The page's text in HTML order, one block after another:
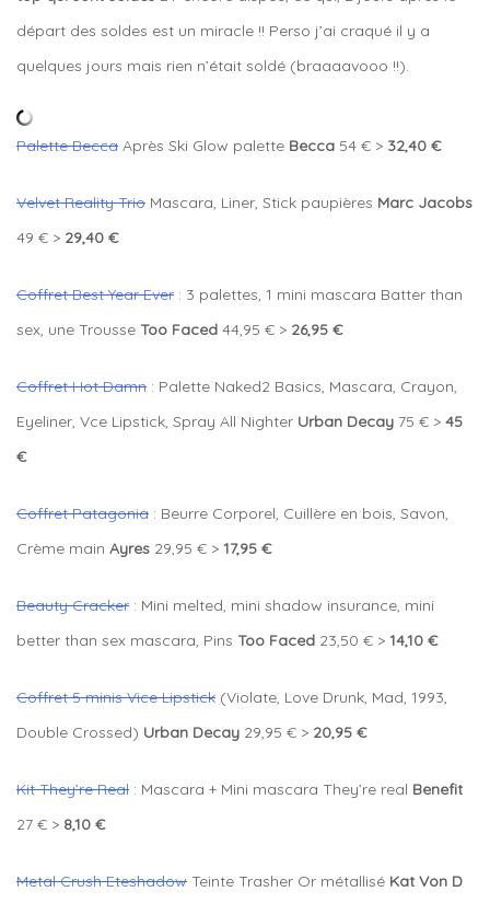
départ des soldes est un miracle !! Perso j’ai craqué il y a
quelques jours mais rien n’était soldé (braaaavooo !!).
Palette Becca Après Ski Glow palette Becca 54 € > 32,40 €
Velvet Reality Trio Mascara, Liner, Stick paupières Marc Jacobs
49 € > 29,40 €
Coffret Best Year Ever : 3 palettes, 1 mini mascara Batter than
sex, une Trousse Too Faced 44,95 € > 26,95 €
Coffret Hot Damn : Palette Naked2 Basics, Mascara, Crayon,
Eyeliner, Vce Lipstick, Spray All Nighter Urban Decay 75 € > 45
€
Coffret Patagonia : Beurre Corporel, Cuillère en bois, Savon,
Crème main Ayres 29,95 € > 17,95 €
Beauty Cracker : Mini melted, mini shadow insurance, mini
better than sex mascara, Pins Too Faced 23,50 € > 14,10 €
Coffret 5 minis Vice Lipstick (Violate, Love Drunk, Mad, 1993,
Double Crossed) Urban Decay 29,95 € > 20,95 €
Kit They’re Real : Mascara + Mini mascara They’re real Benefit
27 € > 8,10 €
Metal Crush Eteshadow Teinte Trasher Or métallisé Kat Von D